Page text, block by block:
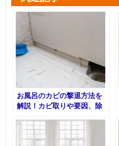
お風呂のカビの撃退方法を
解説！カビ取りや要因、除